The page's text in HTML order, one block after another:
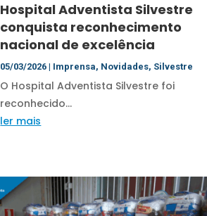
Hospital Adventista Silvestre
conquista reconhecimento
nacional de excelência
05/03/2026 | Imprensa, Novidades, Silvestre
O Hospital Adventista Silvestre foi
reconhecido...
ler mais